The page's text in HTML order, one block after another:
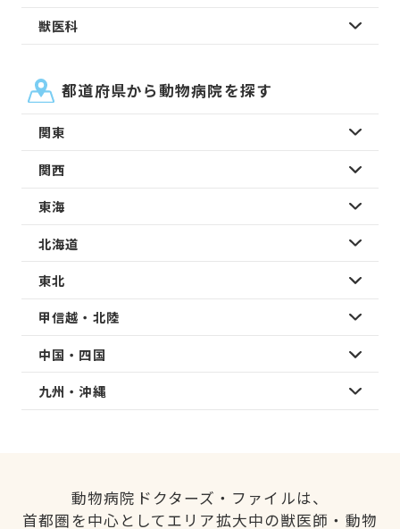
獣医科
都道府県から動物病院を探す
関東
関西
東海
北海道
東北
甲信越・北陸
中国・四国
九州・沖縄
動物病院ドクターズ・ファイルは、
首都圏を中心としてエリア拡大中の獣医師・動物